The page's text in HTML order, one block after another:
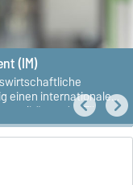
(IM)
einen internationalen
an der Elbe
– passt!“